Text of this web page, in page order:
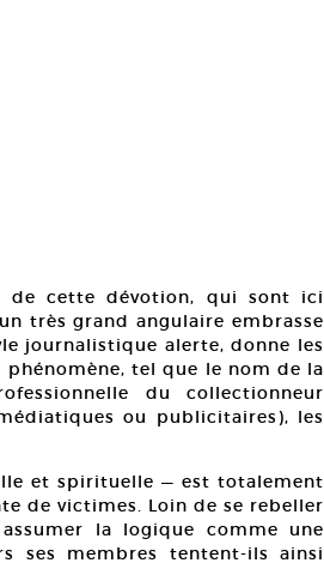
de cette dévotion, qui sont ici
très grand angulaire embrasse
journalistique alerte, donne les
tel que le nom de la
du collectionneur
ou publicitaires), les
et spirituelle — est totalement
de victimes. Loin de se rebeller
la logique comme une
ses membres tentent-ils ainsi